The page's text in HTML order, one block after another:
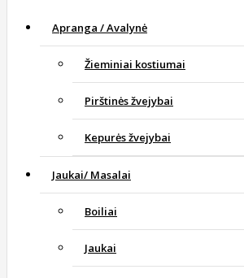
Apranga / Avalynė
Žieminiai kostiumai
Pirštinės žvejybai
Kepurės žvejybai
Jaukai/ Masalai
Boiliai
Jaukai